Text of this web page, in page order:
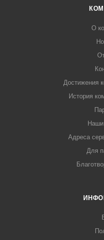
О
Достижения
История
Адреса
Для